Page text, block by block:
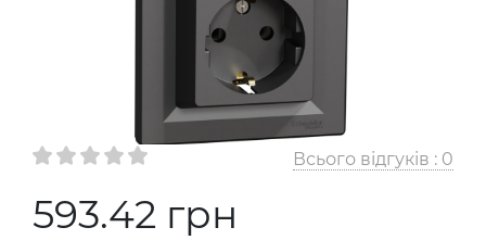
Всього відгуків : 0
593.42 грн